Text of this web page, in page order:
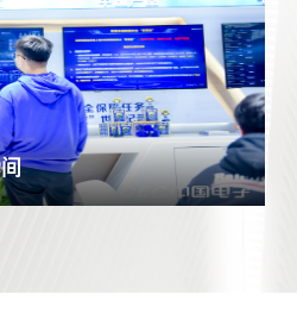
中国产品-边界组网优化与SSL解密在冬奥中的应用
下载
安全零事故经验分享
2022乌镇精彩瞬间
2022乌镇精彩瞬间